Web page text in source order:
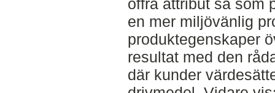
en mer miljövänlig
produktegenskaper
resultat med den
där kunder